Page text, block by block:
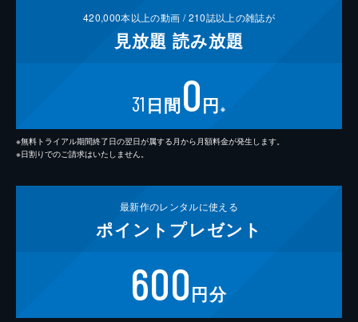
420,000本以上の動画 /210誌以上の雑誌が
見放題 読み放題
31 日間0円 ※
※無料トライアル期間終了日の翌日が属する月から月額料金が発生します。
※日割りでのご請求はいたしません。
最新作のレンタルに使える
ポイント プレゼント
600円分